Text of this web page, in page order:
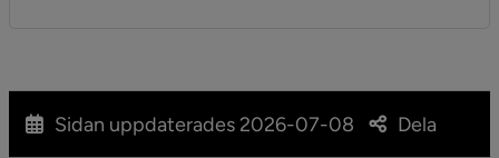
Sidan uppdaterades 2026-07-08 Dela